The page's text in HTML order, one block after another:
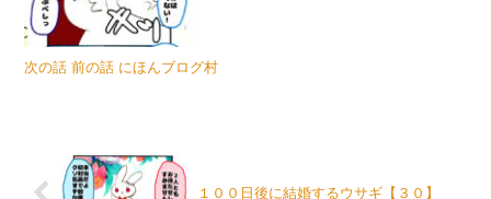
次の話 前の話 にほんブログ村
１００日後に結婚するウサギ【３０】